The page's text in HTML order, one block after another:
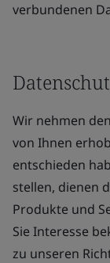
verbundenen
Wir nehmen
von Ihnen
entschieden
stellen, dienen
Produkte und
Sie Interesse
zu unseren